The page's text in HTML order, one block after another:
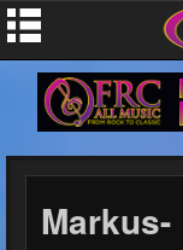
Markus-